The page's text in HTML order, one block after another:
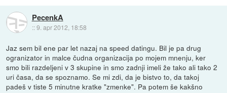
PecenkA
::9. apr 2012, 18:58
Jaz sem bil ene par let nazaj na speed datingu. Bil je pa drug
ogranizator in malce čudna organizacija po mojem mnenju, ker
smo bili razdeljeni v 3 skupine in smo zadnji imeli že tako ali tako 2
uri časa, da se spoznamo. Se mi zdi, da je bistvo to, da takoj
padeš v tiste 5 minutne kratke "zmenke". Pa potem še kakšno